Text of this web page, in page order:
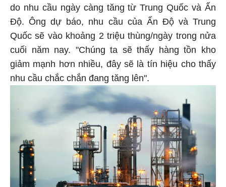
do nhu cầu ngày càng tăng từ Trung Quốc và Ấn
Độ. Ông dự báo, nhu cầu của Ấn Độ và Trung
Quốc sẽ vào khoảng 2 triệu thùng/ngày trong nửa
cuối năm nay. "Chúng ta sẽ thấy hàng tồn kho
giảm mạnh hơn nhiều, đây sẽ là tín hiệu cho thấy
nhu cầu chắc chắn đang tăng lên".